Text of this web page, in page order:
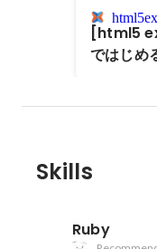
[html5
ではじめ
Skills
Ruby